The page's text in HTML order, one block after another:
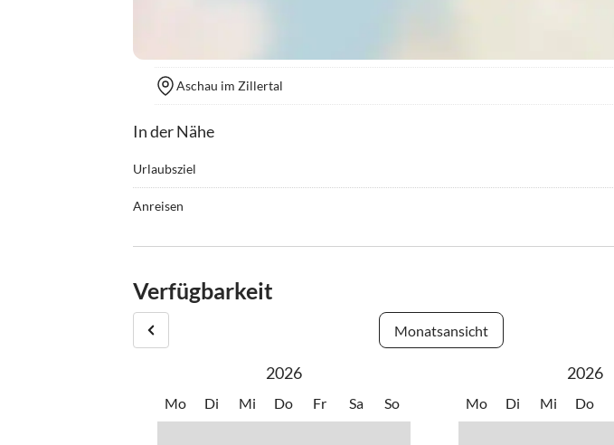
Aschau im Zillertal
In der Nähe
Urlaubsziel
Anreisen
2. Einfahrt auf der linken Seite (2. Haus direkt an der Straße)
Verfügbarkeit
Monatsansicht
2026
Mo Di Mi Do Fr Sa So
2026
Mo Di Mi Do